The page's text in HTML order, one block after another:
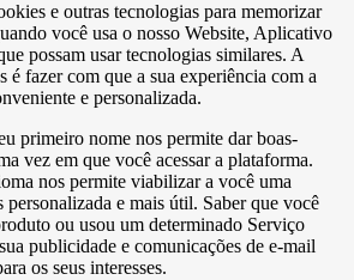
e outras tecnologias para memorizar
você usa o nosso Website, Aplicativo
possam usar tecnologias similares. A
é fazer com que a sua experiência com a
e personalizada.
primeiro nome nos permite dar boas-
vez em que você acessar a plataforma.
nos permite viabilizar a você uma
personalizada e mais útil. Saber que você
ou usou um determinado Serviço
publicidade e comunicações de e-mail
os seus interesses.